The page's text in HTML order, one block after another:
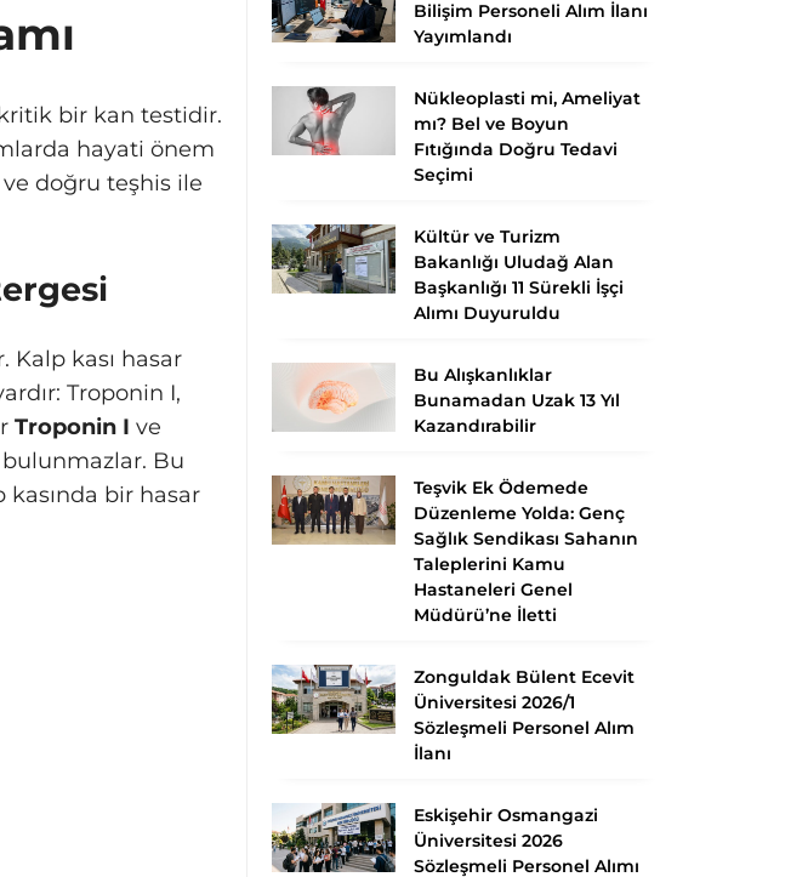
bir kan testidir.
hayati önem
doğru teşhis ile
kası hasar
Troponin I,
Troponin I ve
Bu
bir hasar
Bilişim Personeli Alım İlanı
Yayımlandı
Nükleoplasti mi, Ameliyat
mı? Bel ve Boyun
Fıtığında Doğru Tedavi
Seçimi
Kültür ve Turizm
Bakanlığı Uludağ Alan
Başkanlığı 11 Sürekli İşçi
Alımı Duyuruldu
Bu Alışkanlıklar
Bunamadan Uzak 13 Yıl
Kazandırabilir
Teşvik Ek Ödemede
Düzenleme Yolda: Genç
Sağlık Sendikası Sahanın
Taleplerini Kamu
Hastaneleri Genel
Müdürü’ne İletti
Zonguldak Bülent Ecevit
Üniversitesi 2026/1
Sözleşmeli Personel Alım
İlanı
Eskişehir Osmangazi
Üniversitesi 2026
Sözleşmeli Personel Alımı